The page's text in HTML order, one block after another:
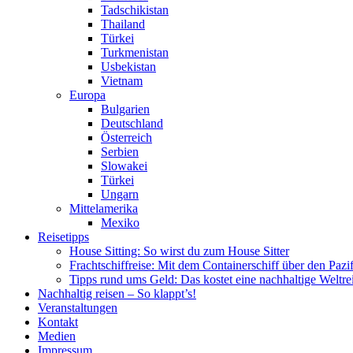
Tadschikistan
Thailand
Türkei
Turkmenistan
Usbekistan
Vietnam
Europa
Bulgarien
Deutschland
Österreich
Serbien
Slowakei
Türkei
Ungarn
Mittelamerika
Mexiko
Reisetipps
House Sitting: So wirst du zum House Sitter
Frachtschiffreise: Mit dem Containerschiff über den
Tipps rund ums Geld: Das kostet eine nachhaltige
Nachhaltig reisen – So klappt’s!
Veranstaltungen
Kontakt
Medien
Impressum